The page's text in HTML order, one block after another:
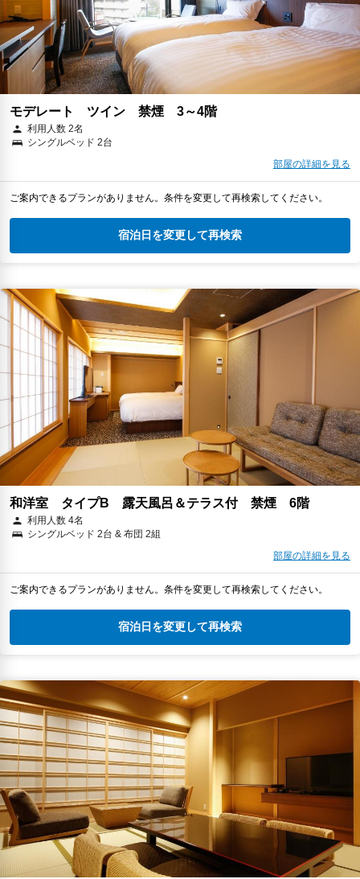
モデレート ツイン 禁煙 3～4階
利用人数 2名
シングルベッド 2台
部屋の詳細を見る
ご案内できるプランがありません。条件を変更して再検索してください。
宿泊日を変更して再検索
和洋室 タイプB 露天風呂＆テラス付 禁煙 6階
利用人数 4名
シングルベッド 2台 & 布団 2組
部屋の詳細を見る
ご案内できるプランがありません。条件を変更して再検索してください。
宿泊日を変更して再検索